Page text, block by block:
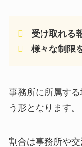
受け取れる
様々な制限
事務所に所属す
う形となります。
割合は事務所や